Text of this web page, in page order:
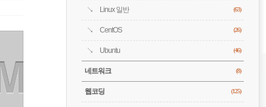
Linux 일반 (63)
CentOS (26)
Ubuntu (46)
네트워크 (8)
웹코딩 (125)